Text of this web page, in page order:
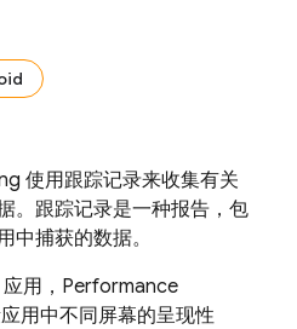
使用跟踪记录来收集有关
。跟踪记录是一种报告，包
中捕获的数据。
用， Performance
用中不同屏幕的呈现性